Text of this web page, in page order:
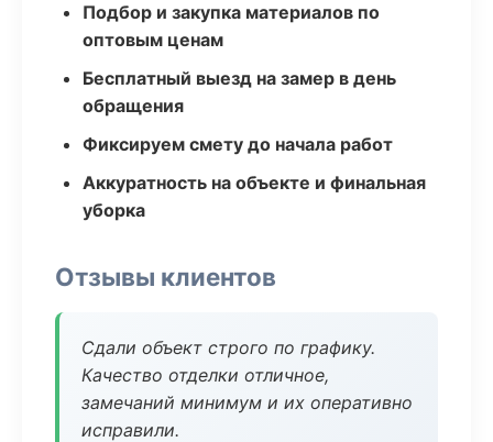
Подбор и закупка материалов по
оптовым ценам
Бесплатный выезд на замер в день
обращения
Фиксируем смету до начала работ
Аккуратность на объекте и финальная
уборка
Отзывы клиентов
Сдали объект строго по графику.
Качество отделки отличное,
замечаний минимум и их оперативно
исправили.